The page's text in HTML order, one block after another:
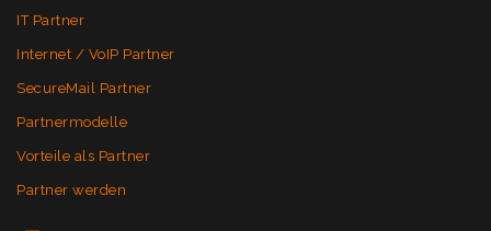
IT Partner
Internet / VoIP Partner
SecureMail Partner
Partnermodelle
Vorteile als Partner
Partner werden